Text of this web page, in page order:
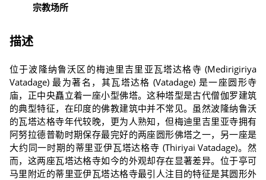
宗教场所
描述
位于波隆纳鲁沃区的梅迪里吉里亚瓦塔达格寺 (Medirigiriya
Vatadage) 最为著名，其瓦塔达格 (Vatadage) 是一座圆形寺
庙，正中央矗立着一座小型佛塔。这种塔型是古代僧伽罗建筑
的典型特征，在印度的佛教建筑中并不常见。虽然波隆纳鲁沃
的瓦塔达格寺年代较晚，更为人熟知，但梅迪里吉里亚寺拥有
阿努拉德普勒时期保存最完好的两座圆形佛塔之一，另一座是
大约同一时期的蒂里亚伊瓦塔达格寺 (Thiriyai Vatadage)。然
而，这两座瓦塔达格寺如今的外观却存在显著差异。位于亭可
马里附近的蒂里亚伊瓦塔达格寺最引人注目的特征是其圆形外